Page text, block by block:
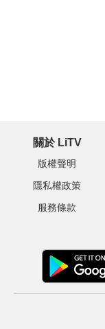
關於 LiTV
版權聲明
隱私權政策
服務條款